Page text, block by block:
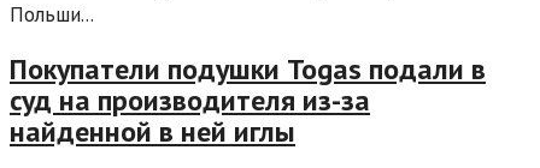
Польши...
Покупатели подушки Togas подали в
суд на производителя из-за
найденной в ней иглы